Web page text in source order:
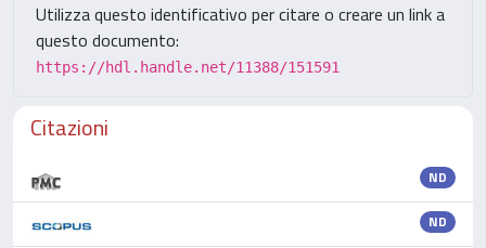
Utilizza questo identificativo per citare o creare un link a
questo documento:
https://hdl.handle.net/11388/151591
Citazioni
ND
ND